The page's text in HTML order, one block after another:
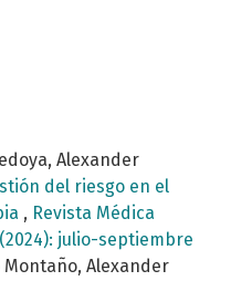
Alexander
del riesgo en el
, Revista Médica
julio-septiembre
Montaño, Alexander